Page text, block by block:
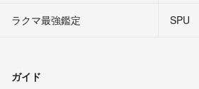
ラクマ最強鑑定
SPU
ガイド